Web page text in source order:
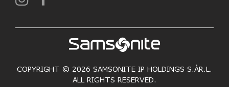
COPYRIGHT © 2026 SAMSONITE IP HOLDINGS S.ÀR.L.
ALL RIGHTS RESERVED.